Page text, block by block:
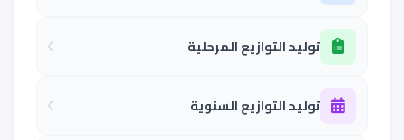
توليد التوازيع المرحلية
توليد التوازيع السنوية